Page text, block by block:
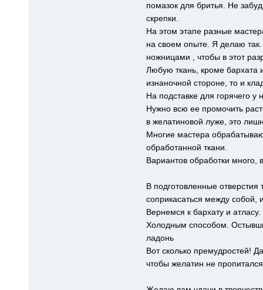
помазок для бритья. Не
скрепки.
На этом этапе разные
на своем опыте. Я делаю
ножницами , чтобы в этот
Любую ткань, кроме бархата
изнаночной стороне, то и
На подставке для горячего у
Нужно всю ее промочить
в желатиновой луже, это
Многие мастера
обработанной ткани.
Вариантов обработки много,
В подготовленные отверстия
соприкасаться между собой,
Вернемся к бархату и
Холодным способом.
ладонь
Вот сколько премудростей!
чтобы желатин не